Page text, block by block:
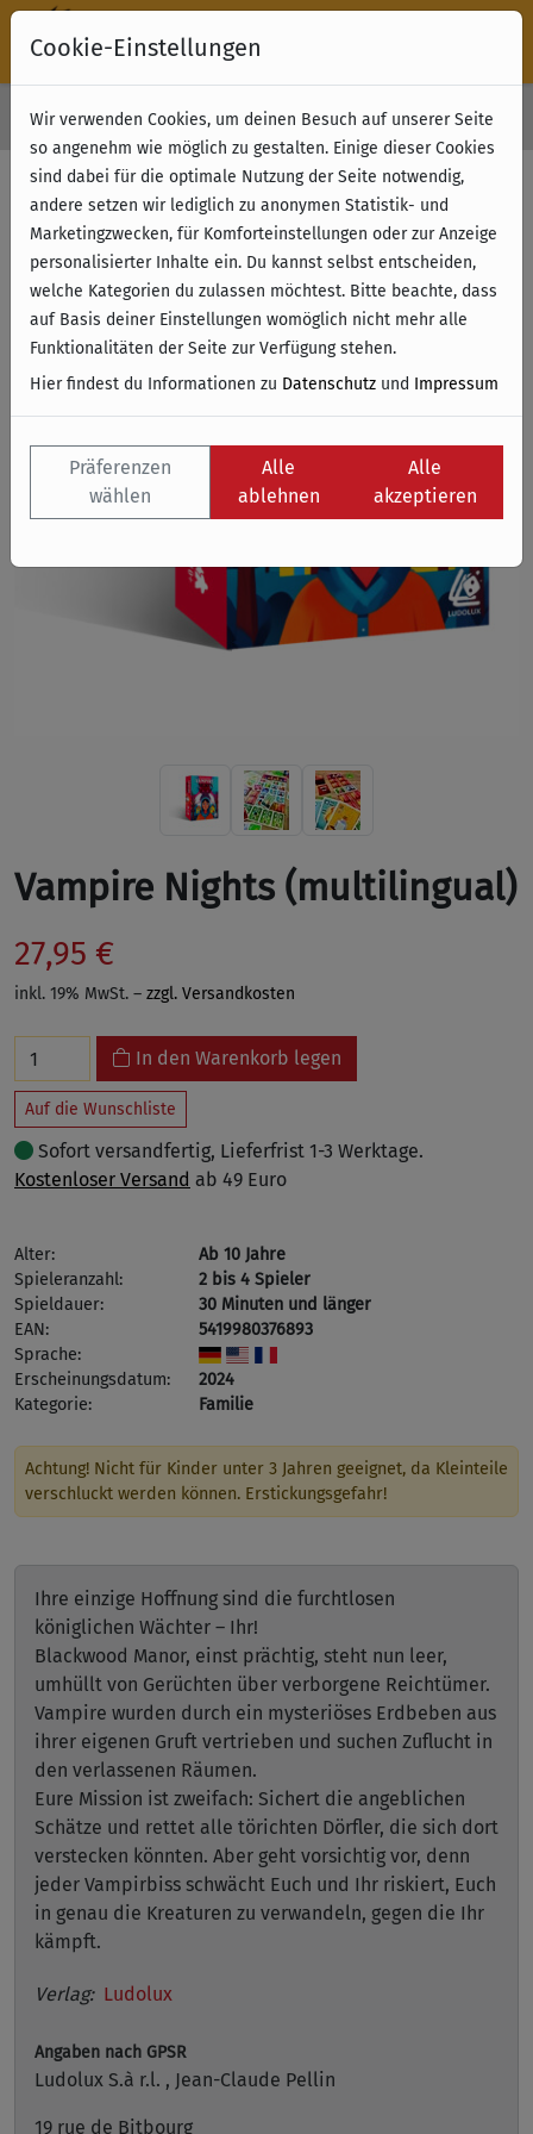
Kostenloser Versand & Retoure ab 49 € (innerhalb Deutschlands)
Vampire Nights (multilingual)
27,95 €
inkl. 19% MwSt. – zzgl. Versandkosten
In den Warenkorb legen
Auf die Wunschliste
Sofort versandfertig, Lieferfrist 1-3 Werktage.
Kostenloser Versand ab 49 Euro
Alter:
Ab 10 Jahre
Spieleranzahl:
2 bis 4 Spieler
Spieldauer:
30 Minuten und länger
EAN:
5419980376893
Sprache:
Erscheinungsdatum:
2024
Kategorie:
Familie
Achtung! Nicht für Kinder unter 3 Jahren geeignet, da Kleinteile
verschluckt werden können. Erstickungsgefahr!
Ihre einzige Hoffnung sind die furchtlosen
königlichen Wächter – Ihr!
Blackwood Manor, einst prächtig, steht nun leer,
umhüllt von Gerüchten über verborgene Reichtümer.
Vampire wurden durch ein mysteriöses Erdbeben aus
ihrer eigenen Gruft vertrieben und suchen Zuflucht in
den verlassenen Räumen.
Eure Mission ist zweifach: Sichert die angeblichen
Schätze und rettet alle törichten Dörfler, die sich dort
verstecken könnten. Aber geht vorsichtig vor, denn
jeder Vampirbiss schwächt Euch und Ihr riskiert, Euch
in genau die Kreaturen zu verwandeln, gegen die Ihr
kämpft.
Verlag: Ludolux
Angaben nach GPSR
Ludolux S.à r.l. , Jean-Claude Pellin
19 rue de Bitbourg
Cookie-Einstellungen
Wir verwenden Cookies, um deinen Besuch auf unserer Seite
so angenehm wie möglich zu gestalten. Einige dieser Cookies
sind dabei für die optimale Nutzung der Seite notwendig,
andere setzen wir lediglich zu anonymen Statistik- und
Marketingzwecken, für Komforteinstellungen oder zur Anzeige
personalisierter Inhalte ein. Du kannst selbst entscheiden,
welche Kategorien du zulassen möchtest. Bitte beachte, dass
auf Basis deiner Einstellungen womöglich nicht mehr alle
Funktionalitäten der Seite zur Verfügung stehen.
Hier findest du Informationen zu Datenschutz und Impressum
Präferenzen
wählen
Alle
ablehnen
Alle
akzeptieren